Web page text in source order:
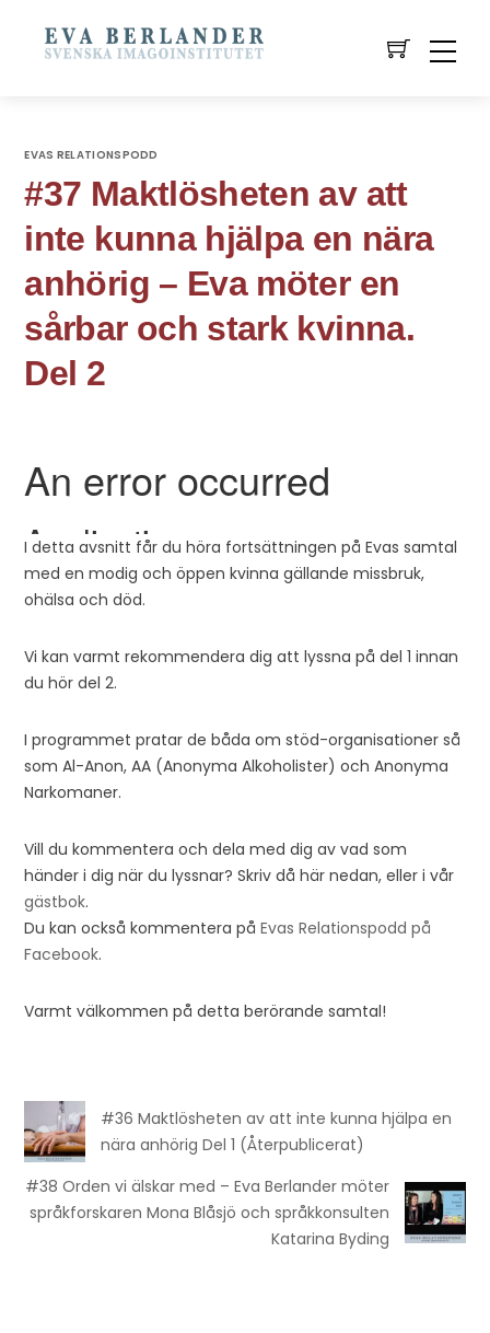
EVAS RELATIONSPODD
#37 Maktlösheten av att
inte kunna hjälpa en nära
anhörig – Eva möter en
sårbar och stark kvinna.
Del 2
I detta avsnitt får du höra fortsättningen på Evas samtal
med en modig och öppen kvinna gällande missbruk,
ohälsa och död.
Vi kan varmt rekommendera dig att lyssna på del 1 innan
du hör del 2.
I programmet pratar de båda om stöd-organisationer så
som Al-Anon, AA (Anonyma Alkoholister) och Anonyma
Narkomaner.
Vill du kommentera och dela med dig av vad som
händer i dig när du lyssnar? Skriv då här nedan, eller i vår
gästbok.
Du kan också kommentera påEvas Relationspodd på
Facebook.
Varmt välkommen på detta berörande samtal!
#36 Maktlösheten av att inte kunna hjälpa en
nära anhörig Del 1 (Återpublicerat)
#38 Orden vi älskar med – Eva Berlander möter
språkforskaren Mona Blåsjö och språkkonsulten
Katarina Byding